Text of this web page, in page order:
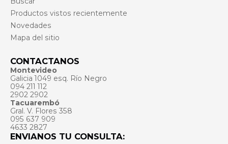
Productos vistos recientemente
Novedades
Mapa del sitio
CONTACTANOS
Montevideo
Galicia 1049 esq. Río Negro
094 211 112
2902 2902
Tacuarembó
Gral. V. Flores 358
095 637 909
4633 2827
ENVIANOS TU CONSULTA: